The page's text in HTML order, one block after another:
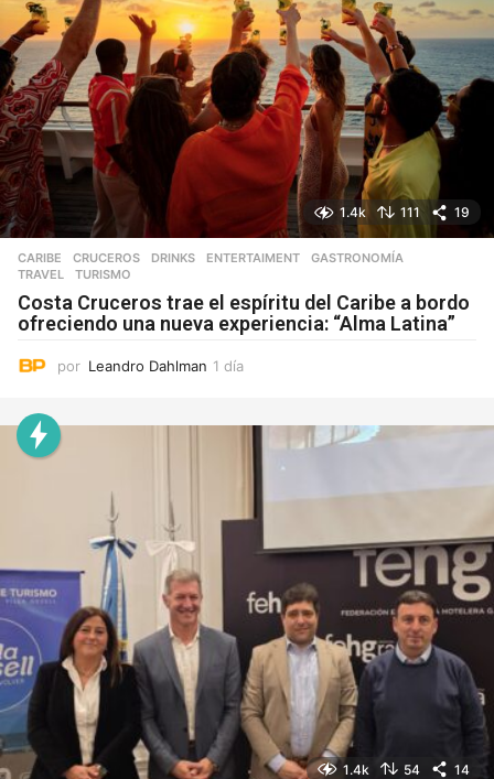
1.4k 111 19
CARIBE ,CRUCEROS ,DRINKS ,ENTERTAIMENT ,GASTRONOMÍA
TRAVEL
,TURISMO
Costa Cruceros trae el espíritu del Caribe a bordo
ofreciendo una nueva experiencia: “Alma Latina”
por Leandro Dahlman 1 día
a
1.4k 54 14